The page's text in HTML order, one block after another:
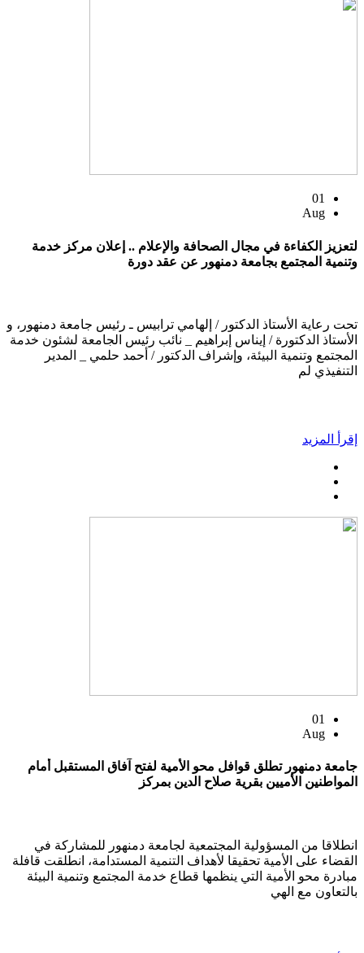
01
Aug
لتعزيز الكفاءة في مجال الصحافة والإعلام .. إعلان مركز خدمة
وتنمية المجتمع بجامعة دمنهور عن عقد دورة
تحت رعاية الأستاذ الدكتور / إلهامي ترابيس ـ رئيس جامعة دمنهور، و
الأستاذ الدكتورة / إيناس إبراهيم _ نائب رئيس الجامعة لشئون خدمة
المجتمع وتنمية البيئة، وإشراف الدكتور / أحمد حلمي _ المدير
التنفيذي لم
إقرأ المزيد
01
Aug
جامعة دمنهور تطلق قوافل محو الأمية لفتح آفاق المستقبل أمام
المواطنين الأميين بقرية صلاح الدين بمركز
انطلاقا من المسؤولية المجتمعية لجامعة دمنهور للمشاركة في
القضاء على الأمية تحقيقا لأهداف التنمية المستدامة، انطلقت قافلة
مبادرة محو الأمية التي ينظمها قطاع خدمة المجتمع وتنمية البيئة
بالتعاون مع الهي